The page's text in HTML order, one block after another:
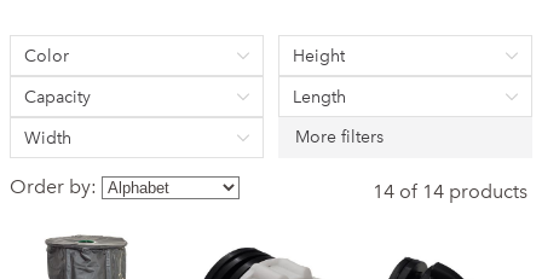
Color
Height
Capacity
Length
Width
More filters
Order by: 14 of 14 products